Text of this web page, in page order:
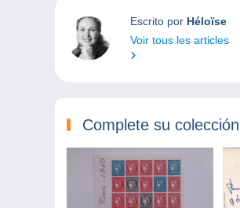
Escrito por Héloïse
Voir tous les articles
Complete su